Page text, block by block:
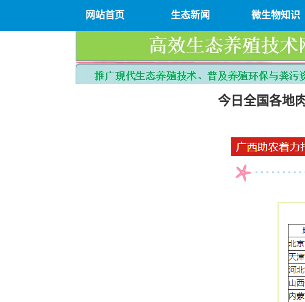
网站首页 生态新闻 微生物知识
今日全国各地